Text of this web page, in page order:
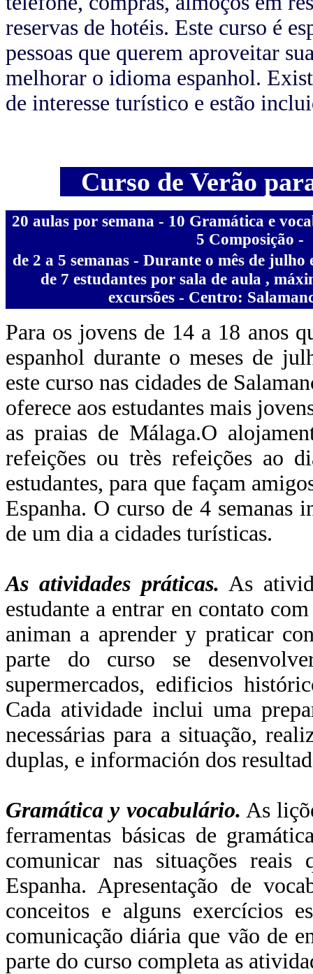
reservas de hotéis. Este curso é
pessoas que querem aproveitar
melhorar o idioma espanhol.
de interesse turístico e estão
Curso de Verão
20 aulas por semana - 10 Gramática e
5 Composição -
de 2 a 5 semanas - Durante o mês de julho
de 7 estudantes por sala de aula ,
excursões - Centro:
Para os jovens de 14 a 18 anos
espanhol durante o meses de
este curso nas cidades de
oferece aos estudantes mais
as praias de Málaga.O
refeições ou très refeições ao
estudantes, para que façam
Espanha. O curso de 4 semanas
de um dia a cidades turísticas.
As atividades práticas. As
estudante a entrar en contato
animan a aprender y praticar
parte do curso se
supermercados, edificios
Cada atividade inclui uma
necessárias para a situação,
duplas, e información dos
Gramática y vocabulário. As
ferramentas básicas de
comunicar nas situações
Espanha. Apresentação de
conceitos e alguns exercícios
comunicação diária que vão de
parte do curso completa as